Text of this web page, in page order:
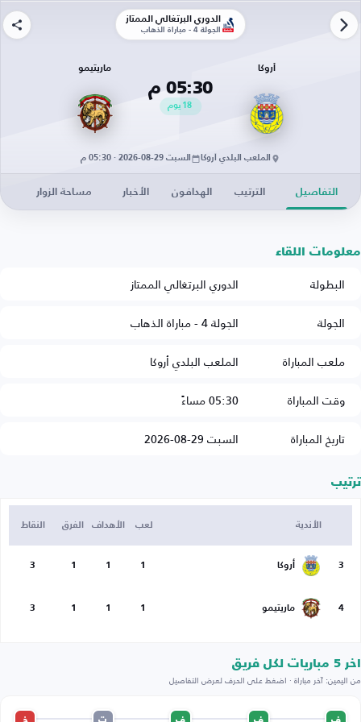
الدوري البرتغالي الممتاز
الجولة 4 - مباراة الذهاب
أروكا
05:30 م
18 يوم
ماريتيمو
الملعب البلدي أروكا السبت 29-08-2026 · 05:30 م
التفاصيل الترتيب الهدافون الأخبار مساحة الزوار
معلومات اللقاء
البطولة
الدوري البرتغالي الممتاز
الجولة
الجولة 4 - مباراة الذهاب
ملعب المباراة
الملعب البلدي أروكا
وقت المباراة
05:30 مساءً
تاريخ المباراة
السبت 29-08-2026
ترتيب
الأندية لعب الأهداف الفرق النقاط
3 أروكا 1
1
1
3
4 ماريتيمو 1
1
1
3
اخر 5 مباريات لكل فريق
من اليمين: آخر مباراة · اضغط على الحرف لعرض التفاصيل